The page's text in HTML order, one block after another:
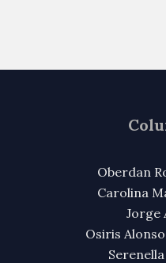
Oberdan
Carolina
Jorge
Osiris